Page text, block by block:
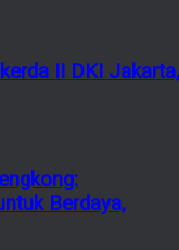
II DKI Jakarta,
Berdaya,